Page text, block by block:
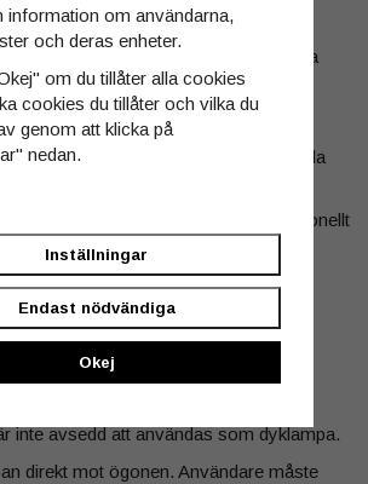
kan skada ficklampan och upphäva
användning under lång tid.
ut O-ringen regelbundet för att bibehålla
trådarna regelbundet med professionellt
regelbundet för att hålla ficklampan
strobe eller fel uppstår kan
och kräver rengöring med
under långvarig förvaring.
inte avsedd att användas som dyklampa.
direkt mot ögonen. Användare måste
information om användarna,
och deras enheter.
om du tillåter alla cookies
cookies du tillåter och vilka du
genom att klicka på
nedan.
Inställningar
Endast nödvändiga
Okej